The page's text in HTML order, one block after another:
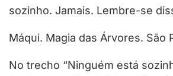
sozinho. Jamais. Lembre-se
Máqui. Magia das Árvores. São
No trecho “Ninguém está